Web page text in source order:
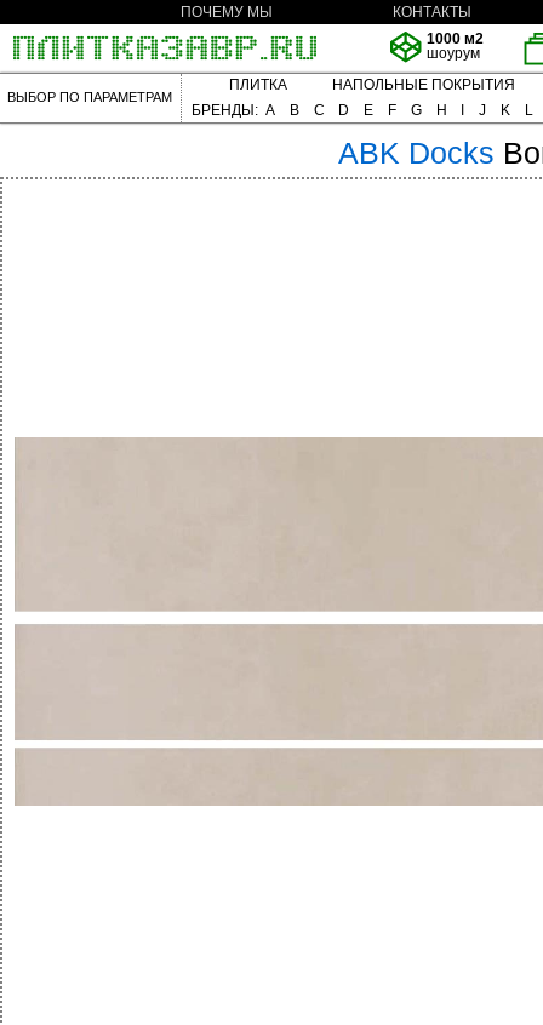
ПОЧЕМУ МЫ
КОНТАКТЫ
1000 м2
шоурум
ВЫБОР ПО ПАРАМЕТРАМ
ПЛИТКА
НАПОЛЬНЫЕ ПОКРЫТИЯ
БРЕНДЫ: A B C D E F G H J K L
ABK Docks